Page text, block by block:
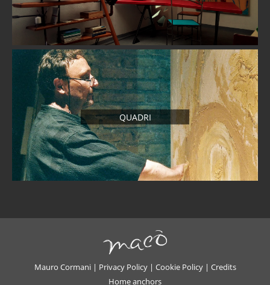
QUADRI
Mauro Cormani | Privacy Policy| Cookie Policy| Credits
Home anchors